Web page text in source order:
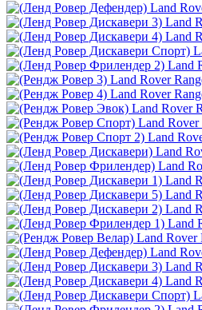
Land
Land
Land
Land
Land Rover
Land Rover
Land Rover
Land Rover
Land
Land
Land
Land
Land
Land
Land
Land Rover
Land
Land
Land